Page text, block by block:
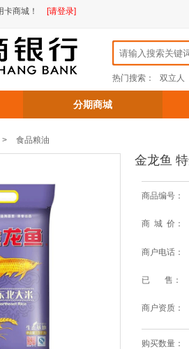
商城！ [请登录]
热门搜索： 双立人
分期商城
食品粮油
金龙鱼
商品编号：
商 城 价：
商户电话：
已 售：
商户资质：
购买数量：